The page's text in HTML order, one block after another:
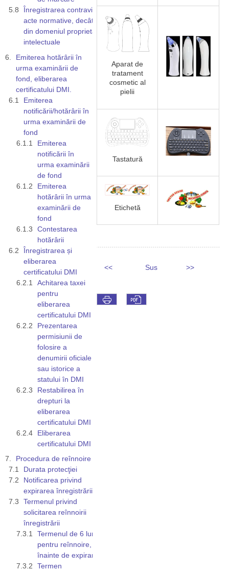
Înregistrarea contravine altor
acte normative, decât cele
din domeniul proprietății
intelectuale
Emiterea hotărârii în
urma examinării de
fond, eliberarea
certificatului DMI.
Emiterea
notificării/hotărârii în
urma examinării de
fond
Emiterea
notificării în
urma examinării
de fond
Emiterea
hotărârii în urma
examinării de
fond
Contestarea
hotărârii
Înregistrarea și
eliberarea
certificatului DMI
Achitarea taxei
pentru
eliberarea
certificatului DMI
Prezentarea
permisiunii de
folosire a
denumirii oficiale
sau istorice a
statului în DMI
Restabilirea în
drepturi la
eliberarea
certificatului DMI
Eliberarea
certificatului DMI
Procedura de reînnoire
Durata protecţiei
Notificarea privind
expirarea înregistrării
Termenul privind
solicitarea reînnoirii
înregistrării
Termenul de 6 luni
pentru reînnoire,
înainte de expirare
Termen
Aparat de
tratament
cosmetic al
pielii
Tastatură
Etichetă
<< Sus >>